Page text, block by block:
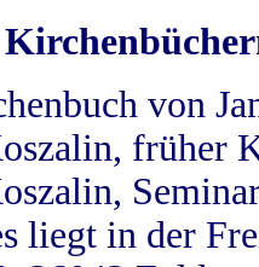
von
früher
liegt in der